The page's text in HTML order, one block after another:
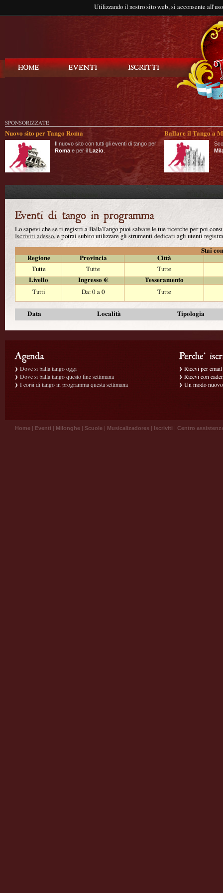
Utilizzando il nostro sito web, si acconsente
SPONSORIZZATE
Nuovo sito per Tango Roma
Il nuovo sito con tutti gli eventi di tango per
Roma e per il Lazio
Ballare il Tango a
Lo sapevi che se ti registri a BallaTango puoi salvare le tue ricerche per poi
Iscriviti adesso, e potrai subito utilizzare gli strumenti dedicati agli utenti
Stai
Regione
Provincia
Città
Tutte
Tutte
Tutte
Livello
Ingresso €
Tesseramento
Tutti
Da: 0 a 0 Tutte
Data Località Tipologia
Dove si balla tango oggi
Dove si balla tango questo fine settimana
I corsi di tango in programma questa settimana
Ricevi per
Ricevi con
Un modo
Home | Eventi | Milonghe | Scuole | Musicalizadores | Iscriviti | Centro